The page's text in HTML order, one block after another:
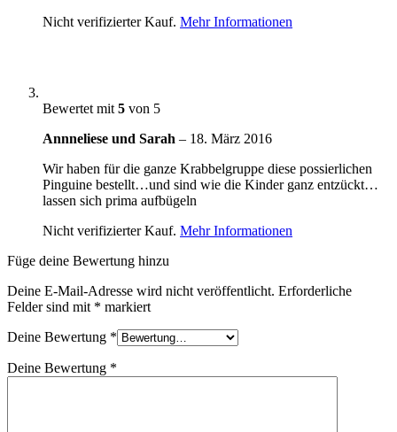
Nicht verifizierter Kauf. Mehr Informationen
Bewertet mit 5 von 5
Annneliese und Sarah – 18. März 2016
Wir haben für die ganze Krabbelgruppe diese possierlichen
Pinguine bestellt…und sind wie die Kinder ganz entzückt…
lassen sich prima aufbügeln
Nicht verifizierter Kauf. Mehr Informationen
Füge deine Bewertung hinzu
Deine E-Mail-Adresse wird nicht veröffentlicht. Erforderliche
Felder sind mit * markiert
Deine Bewertung *
Deine Bewertung *